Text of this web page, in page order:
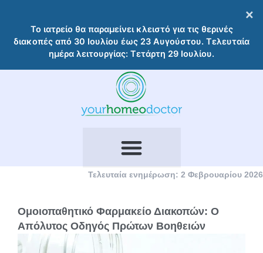
Το ιατρείο θα παραμείνει κλειστό για τις θερινές
διακοπές από 30 Ιουλίου έως 23 Αυγούστου. Τελευταία
ημέρα λειτουργίας: Τετάρτη 29 Ιουλίου.
×
περιεχόμενο
Τελευταία ενημέρωση: 2 Φεβρουαρίου 2026
Ομοιοπαθητικό Φαρμακείο Διακοπών: Ο
Απόλυτος Οδηγός Πρώτων Βοηθειών